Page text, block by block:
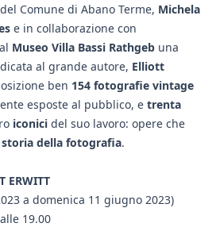
Comune di Abano Terme, Michela
e in collaborazione con
Museo Villa Bassi Rathgeb una
al grande autore, Elliott
ben 154 fotografie vintage
esposte al pubblico, e trenta
iconici del suo lavoro: opere che
storia della fotografia.
ERWITT
a domenica 11 giugno 2023)
19.00